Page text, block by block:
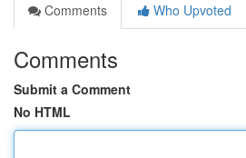
Comments
Who Upvoted
Comments
Submit a Comment
No HTML